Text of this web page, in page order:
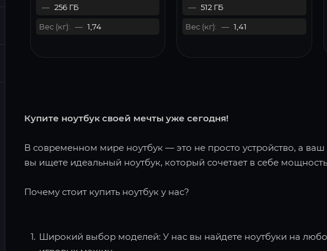
— 256 ГБ
Вес (кг): — 1,74
— 512 ГБ
Вес (кг): — 1,41
Купите ноутбук своей мечты уже сегодня!
В современном мире ноутбук — это не просто устройство, а
вы ищете идеальный ноутбук, который сочетает в себе
Почему стоит купить ноутбук у нас?
Широкий выбор моделей: У нас вы найдете ноутбуки на